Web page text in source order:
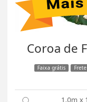
Coroa de
Faixa grátis
1,0m x